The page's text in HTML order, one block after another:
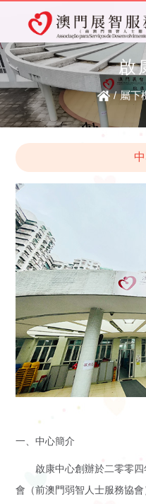
首
頁
關
於
協會背景及方針
服務內容
智障的認識
電子讀物
協
會
資
訊
最新資訊
復康資訊
活
展
活動花絮
活動預告
English
啟
/ 屬下
一、中心簡介
啟康中心創辦於二零零
會（前澳門弱智人士服務協